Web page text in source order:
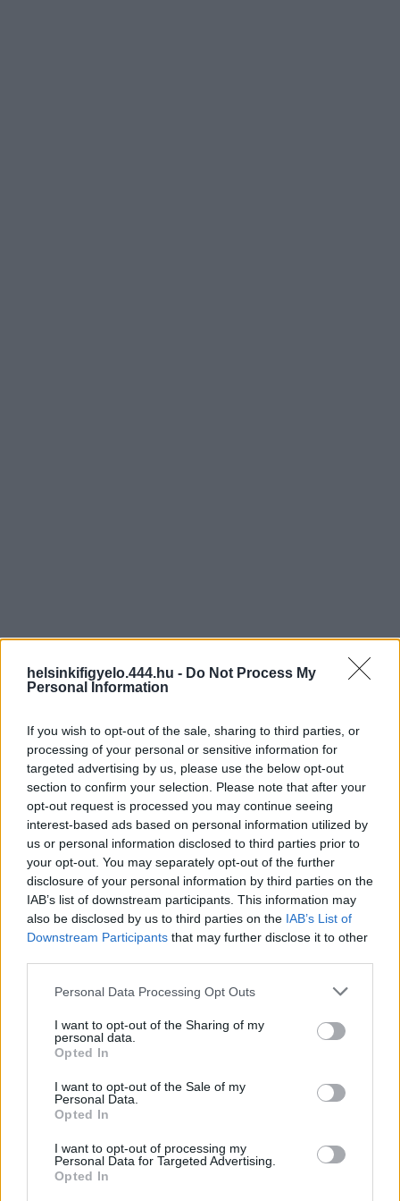
helsinkifigyelo.444.hu - Do Not Process My
Personal Information
If you wish to opt-out of the sale, sharing to third parties, or
processing of your personal or sensitive information for
targeted advertising by us, please use the below opt-out
section to confirm your selection. Please note that after your
opt-out request is processed you may continue seeing
interest-based ads based on personal information utilized by
us or personal information disclosed to third parties prior to
your opt-out. You may separately opt-out of the further
disclosure of your personal information by third parties on the
IAB’s list of downstream participants. This information may
also be disclosed by us to third parties on the IAB’s List of
Downstream Participants that may further disclose it to other
Personal Data Processing Opt Outs
I want to opt-out of the Sharing of my
personal data.
Opted In
I want to opt-out of the Sale of my
Personal Data.
Opted In
I want to opt-out of processing my
Personal Data for Targeted Advertising.
Opted In